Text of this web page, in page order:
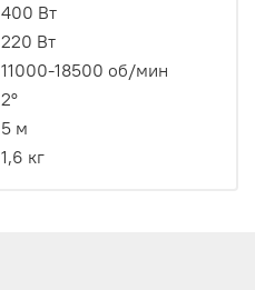
400 Вт
220 Вт
11000-18500 об/мин
2°
5 м
1,6 кг